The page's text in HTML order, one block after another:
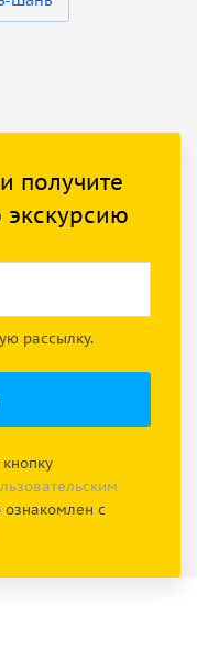
получите
экскурсию
рассылку.
с